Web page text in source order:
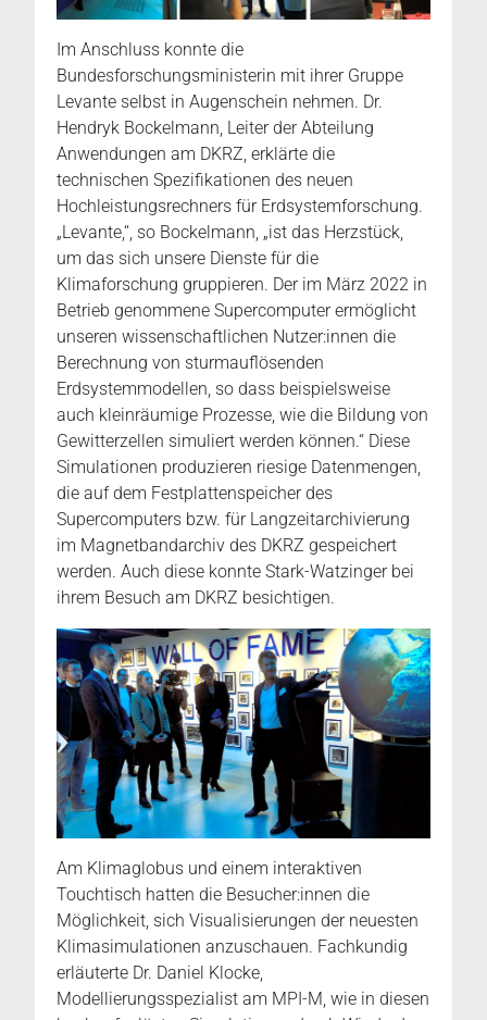
Im Anschluss konnte die
Bundesforschungsministerin mit ihrer Gruppe
Levante selbst in Augenschein nehmen. Dr.
Hendryk Bockelmann, Leiter der Abteilung
Anwendungen am DKRZ, erklärte die
technischen Spezifikationen des neuen
Hochleistungsrechners für Erdsystemforschung.
„Levante,“, so Bockelmann, „ist das Herzstück,
um das sich unsere Dienste für die
Klimaforschung gruppieren. Der im März 2022 in
Betrieb genommene Supercomputer ermöglicht
unseren wissenschaftlichen Nutzer:innen die
Berechnung von sturmauflösenden
Erdsystemmodellen, so dass beispielsweise
auch kleinräumige Prozesse, wie die Bildung von
Gewitterzellen simuliert werden können.“ Diese
Simulationen produzieren riesige Datenmengen,
die auf dem Festplattenspeicher des
Supercomputers bzw. für Langzeitarchivierung
im Magnetbandarchiv des DKRZ gespeichert
werden. Auch diese konnte Stark-Watzinger bei
ihrem Besuch am DKRZ besichtigen.
Am Klimaglobus und einem interaktiven
Touchtisch hatten die Besucher:innen die
Möglichkeit, sich Visualisierungen der neuesten
Klimasimulationen anzuschauen. Fachkundig
erläuterte Dr. Daniel Klocke,
Modellierungsspezialist am MPI-M, wie in diesen